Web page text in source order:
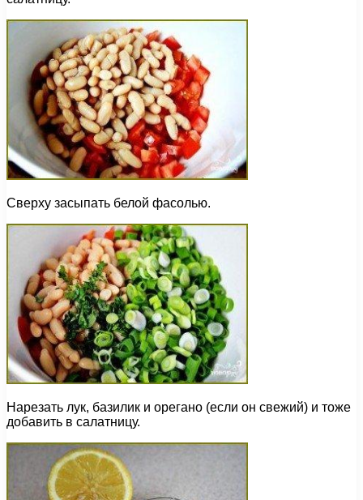
Сверху засыпать белой фасолью.
Нарезать лук, базилик и орегано (если он свежий) и тоже
добавить в салатницу.